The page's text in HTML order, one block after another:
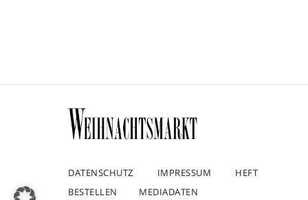
DATENSCHUTZ IMPRESSUM
HEFT
BESTELLEN
MEDIADATEN